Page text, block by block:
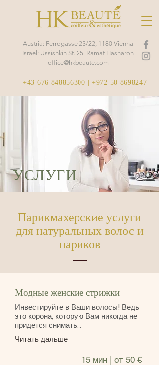
+43 676 848856300 |+972 50 8698247
Austria: Ferrogasse 23/22, 1180 Vienna
Israel: Ussishkin St. 25, Ramat Hasharon
office@hkbeaute.com
УСЛУГИ
Парикмахерские услуги
для натуральных волос и
париков
Модные женские стрижки
Инвестируйте в Ваши волосы! Ведь
это корона, которую Вам никогда не
придется снимать...
Читать дальше
15 мин | от 50 €